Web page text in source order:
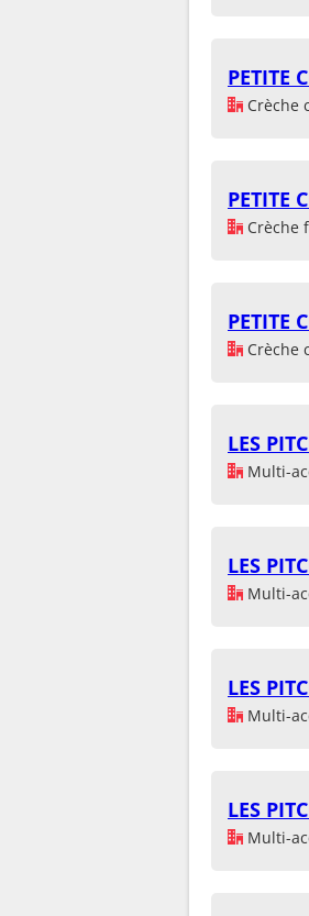
PETITE
Crèche
PETITE
Crèche
PETITE
Crèche
LES
Multi-
LES
Multi-
LES
Multi-
LES
Multi-